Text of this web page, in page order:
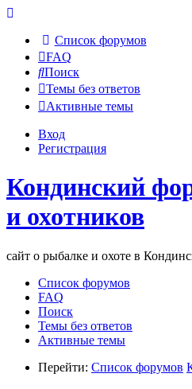
Список форумов
FAQ
Поиск
Темы без ответов
Активные темы
Вход
Регистрация
Кондинский
и охотников
сайт о рыбалке и охоте в
Список форумов
FAQ
Поиск
Темы без ответов
Активные темы
Перейти: Список форумов